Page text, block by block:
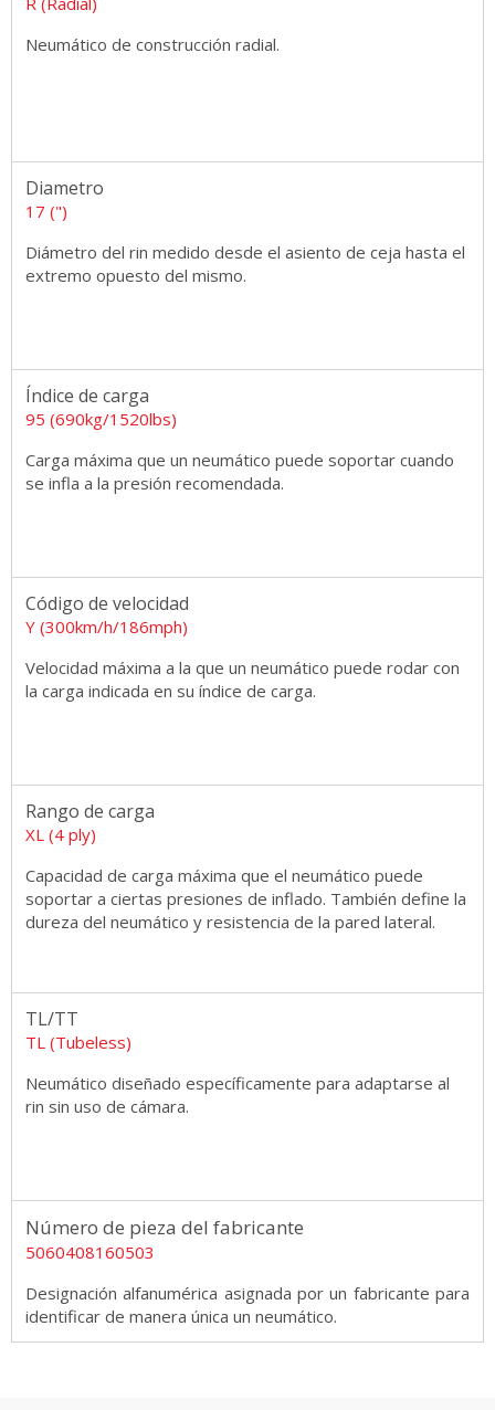
Neumático de construcción radial.
Diametro
17 (")
Diámetro del rin medido desde el asiento de ceja hasta el
extremo opuesto del mismo.
Índice de carga
95 (690kg/1520lbs)
Carga máxima que un neumático puede soportar cuando
se infla a la presión recomendada.
Código de velocidad
Y (300km/h/186mph)
Velocidad máxima a la que un neumático puede rodar con
la carga indicada en su índice de carga.
Rango de carga
XL (4 ply)
Capacidad de carga máxima que el neumático puede
soportar a ciertas presiones de inflado. También define la
dureza del neumático y resistencia de la pared lateral.
TL/TT
TL (Tubeless)
Neumático diseñado específicamente para adaptarse al
rin sin uso de cámara.
Número de pieza del fabricante
5060408160503
Designación alfanumérica asignada por un fabricante para
identificar de manera única un neumático.